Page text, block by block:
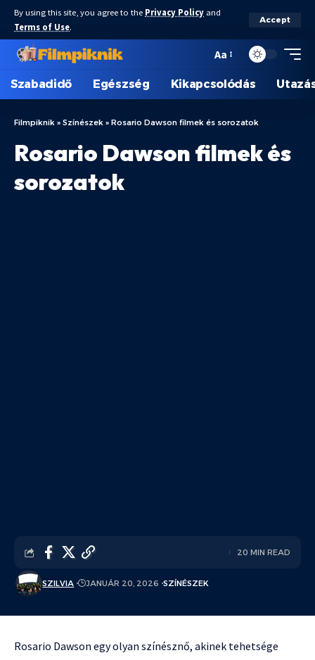
By using this site, you agree to the Privacy Policy and
Terms of Use.
Accept
Aa
Szabadidő Egészség Kikapcsolódás
Filmpiknik » Színészek » Rosario Dawson filmek és sorozatok
Rosario Dawson filmek és
sorozatok
SZILVIA JANUÁR 20, 2026 SZÍNÉSZEK
20 MIN READ
Rosario Dawson egy olyan színésznő, akinek tehetsége